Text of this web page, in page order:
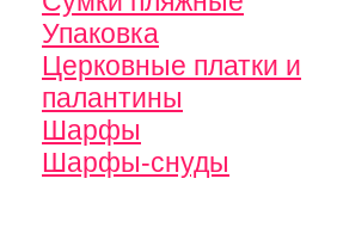
Упаковка
Церковные платки и
палантины
Шарфы
Шарфы-снуды